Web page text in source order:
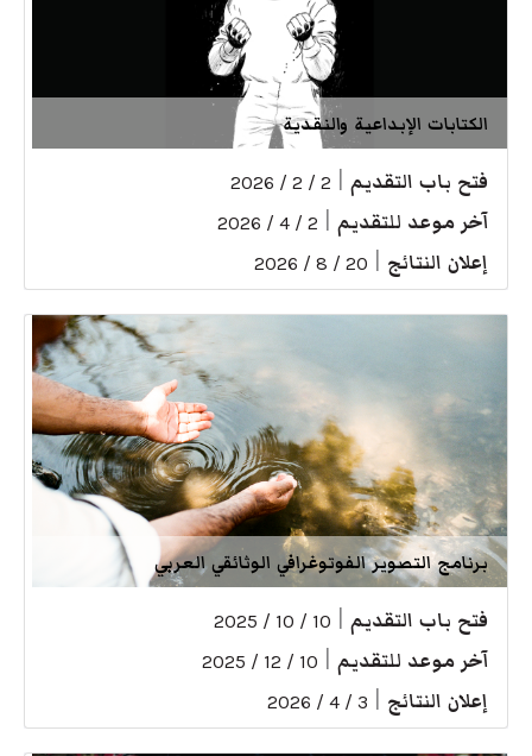
الكتابات الإبداعية والنقدية
فتح باب التقديم 2 / 2 / 2026
آخر موعد للتقديم 2 / 4 / 2026
إعلان النتائج 20 / 8 / 2026
برنامج التصوير الفوتوغرافي الوثائقي العربي
فتح باب التقديم 10 / 10 / 2025
آخر موعد للتقديم 10 / 12 / 2025
إعلان النتائج 3 / 4 / 2026